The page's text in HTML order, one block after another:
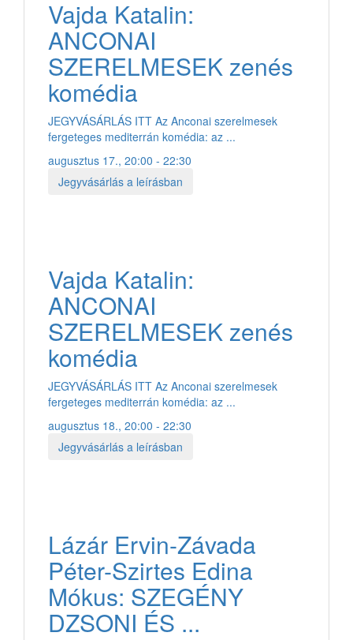
Vajda Katalin:
ANCONAI
SZERELMESEK zenés
komédia
JEGYVÁSÁRLÁS ITT Az Anconai szerelmesek
fergeteges mediterrán komédia: az ...
augusztus 17., 20:00 - 22:30
Jegyvásárlás a leírásban
Vajda Katalin:
ANCONAI
SZERELMESEK zenés
komédia
JEGYVÁSÁRLÁS ITT Az Anconai szerelmesek
fergeteges mediterrán komédia: az ...
augusztus 18., 20:00 - 22:30
Jegyvásárlás a leírásban
Lázár Ervin-Závada
Péter-Szirtes Edina
Mókus: SZEGÉNY
DZSONI ÉS ...